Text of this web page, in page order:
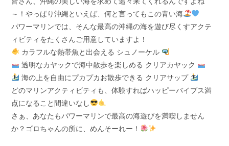
～！やっぱり沖縄といえば、何と言ってもこの青い海
パワーマリンでは、そんな最高の沖縄の海を遊び尽くすアクテ
ィビティをたくさんご用意していますよ！
カラフルな熱帯魚と出会える シュノーケル
透明なカヤックで海中散歩を楽しめる クリアカヤック
海の上を自由にプカプカお散歩できる クリアサップ
どのマリンアクティビティも、体験すればハッピーバイブス満
点になること間違いなし
さぁ、あなたもパワーマリンで最高の海遊びを満喫しません
か？ゴロちゃんの所に、めんそーれー！